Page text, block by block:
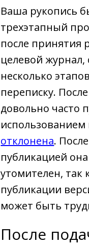
Ваша рукопись
трехэтапный
после принятия
целевой
несколько
переписку.
довольно часто
отклонена.
публикацией
утомителен, так
публикации
может быть
После